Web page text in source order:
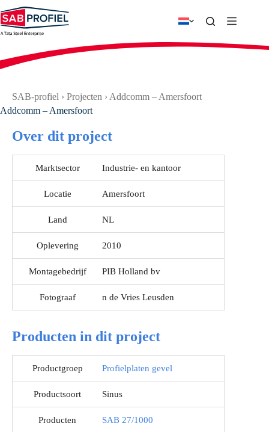
naar
de
inhoud
SAB-profiel › Projecten › Addcomm – Amersfoort
Addcomm – Amersfoort
Over dit project
Marktsector Industrie- en kantoor
Locatie Amersfoort
Land NL
Oplevering 2010
Montagebedrijf PIB Holland bv
Fotograaf n de Vries Leusden
Producten in dit project
Productgroep Profielplaten gevel
Productsoort Sinus
Producten SAB 27/1000